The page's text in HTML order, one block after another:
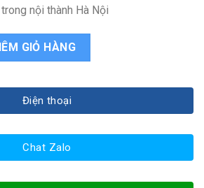
nội thành Hà Nội
3820 quantity
GIỎ HÀNG
Điện thoại
Chat Zalo